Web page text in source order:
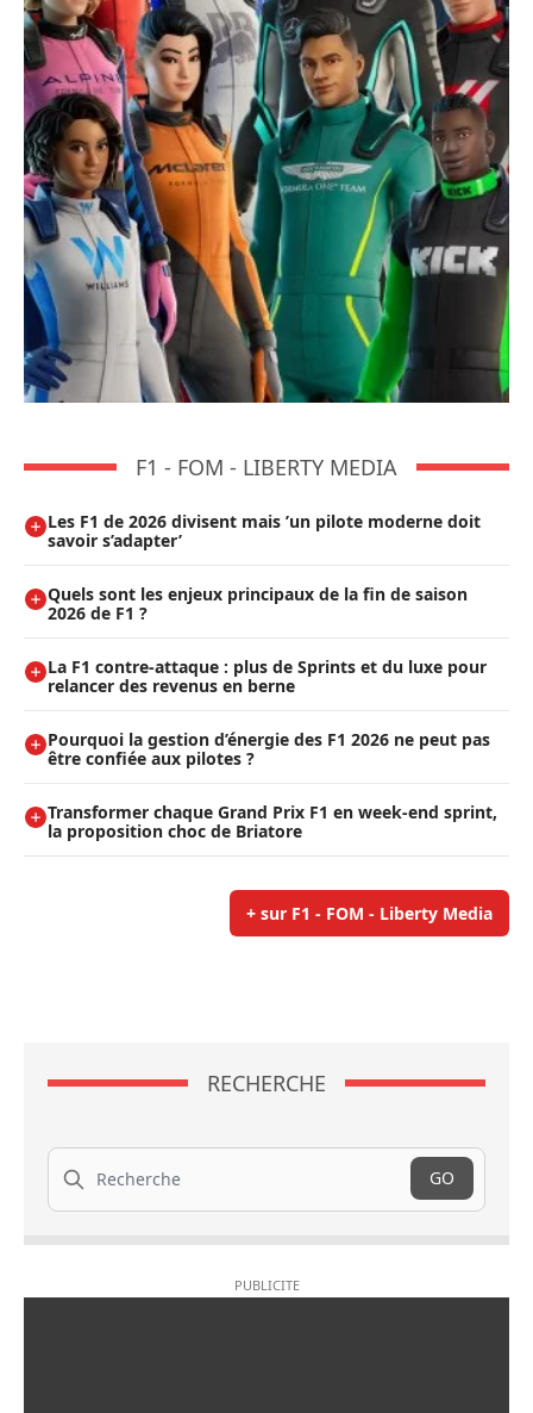
F1 - FOM - LIBERTY MEDIA
Les F1 de 2026 divisent mais ’un pilote moderne doit
savoir s’adapter’
Quels sont les enjeux principaux de la fin de saison
2026 de F1 ?
La F1 contre-attaque : plus de Sprints et du luxe pour
relancer des revenus en berne
Pourquoi la gestion d’énergie des F1 2026 ne peut pas
être confiée aux pilotes ?
Transformer chaque Grand Prix F1 en week-end sprint,
la proposition choc de Briatore
+ sur F1 - FOM - Liberty Media
RECHERCHE
Recherche
GO